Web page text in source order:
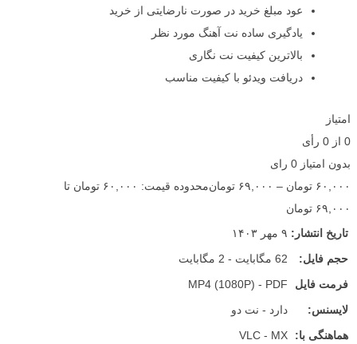
عود مبلغ خرید در صورت نارضایتی از خرید
یادگیری ساده نت آهنگ مورد نظر
بالاترین کیفیت نت نگاری
دریافت ویدئو با کیفیت مناسب
امتیاز
0 از 0 رأی
بدون امتیاز 0 رای
۶۰,۰۰۰ تومان – ۶۹,۰۰۰ تومان
محدوده قیمت: ۶۰,۰۰۰ تومان تا
۶۹,۰۰۰ تومان
تاریخ انتشار: ۹ مهر ۱۴۰۳
حجم فایل:
62 مگابایت - 2 مگابایت
فرمت فایل
MP4 (1080P) - PDF
لایسنس:
دارد - نت دو
هماهنگی با:
VLC - MX